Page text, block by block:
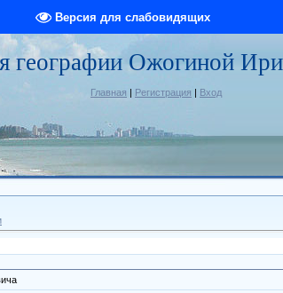
Версия для слабовидящих
географии Ожогиной
Главная | Регистрация | Вход